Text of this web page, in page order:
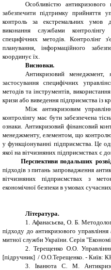
Особливістю
забезпечити підтримку прийняття
контроль за екстремальних умов
виконання службами
специфічних методів. Контролінг
планування, інформаційного
координує їх.
Висновки.
Антикризовий менеджмент,
застосування специфічних
методів та інструментів,
кризи або виведення підприємства із
Між антикризовим
контролінгу має бути забезпечена
ознаки. Антикризовий фінансовий
менеджменту, елементом, що
у функціонуванні підприємства. Це
якої на вітчизняних підприємствах є
Перспективи подальших
підходів з питань запровадження
вітчизняних підприємствах з
економічної безпеки в умовах сучасних
Література.
1. Афанасьєва, О. Б.
підходу до антикризового
митної служби України. Серія
2. Терещенко О.О.
[підручник] / О.О.Терещенко. - Київ:
3. Іванюта С. М.